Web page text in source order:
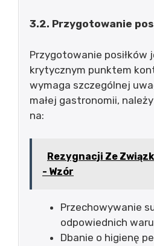
3.2. Przygotowanie
Przygotowanie posiłków
krytycznym punktem
wymaga szczególnej
małej gastronomii,
na:
Rezygnacji Ze
- Wzór
Przechowywanie
odpowiednich
Dbanie o higienę